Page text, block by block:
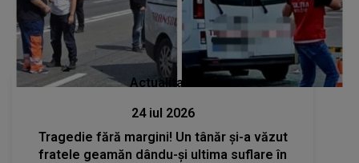
Actualitate
24 iul 2026
Tragedie fără margini! Un tânăr și-a văzut
fratele geamăn dându-și ultima suflare în